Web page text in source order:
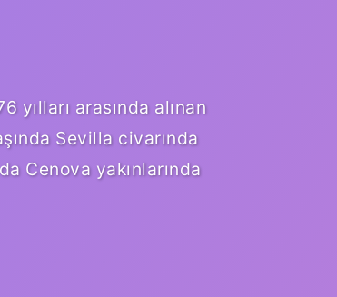
yılları arasında alınan
Sevilla civarında
Cenova yakınlarında